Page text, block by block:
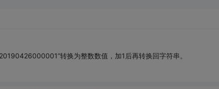
转换为整数数值，加1后再转换回字符串。